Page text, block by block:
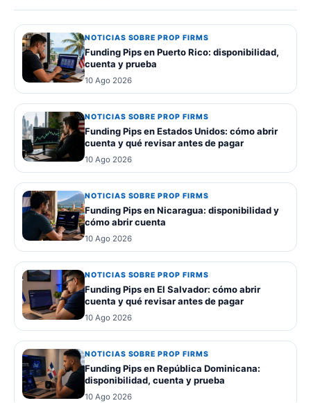
NOTICIAS SOBRE PROP FIRMS
Funding Pips en Puerto Rico: disponibilidad,
cuenta y prueba
10 Ago 2026
NOTICIAS SOBRE PROP FIRMS
Funding Pips en Estados Unidos: cómo abrir
cuenta y qué revisar antes de pagar
10 Ago 2026
NOTICIAS SOBRE PROP FIRMS
Funding Pips en Nicaragua: disponibilidad y
cómo abrir cuenta
10 Ago 2026
NOTICIAS SOBRE PROP FIRMS
Funding Pips en El Salvador: cómo abrir
cuenta y qué revisar antes de pagar
10 Ago 2026
NOTICIAS SOBRE PROP FIRMS
Funding Pips en República Dominicana:
disponibilidad, cuenta y prueba
10 Ago 2026